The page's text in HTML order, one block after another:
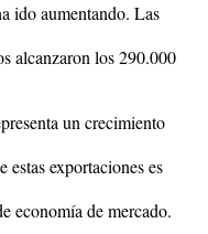
ido aumentando. Las
alcanzaron los 290.000
un crecimiento
exportaciones es
economía de mercado.